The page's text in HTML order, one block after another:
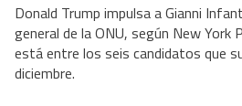
Donald Trump impulsa a Gianni
general de la ONU, según New York
está entre los seis candidatos que
diciembre.